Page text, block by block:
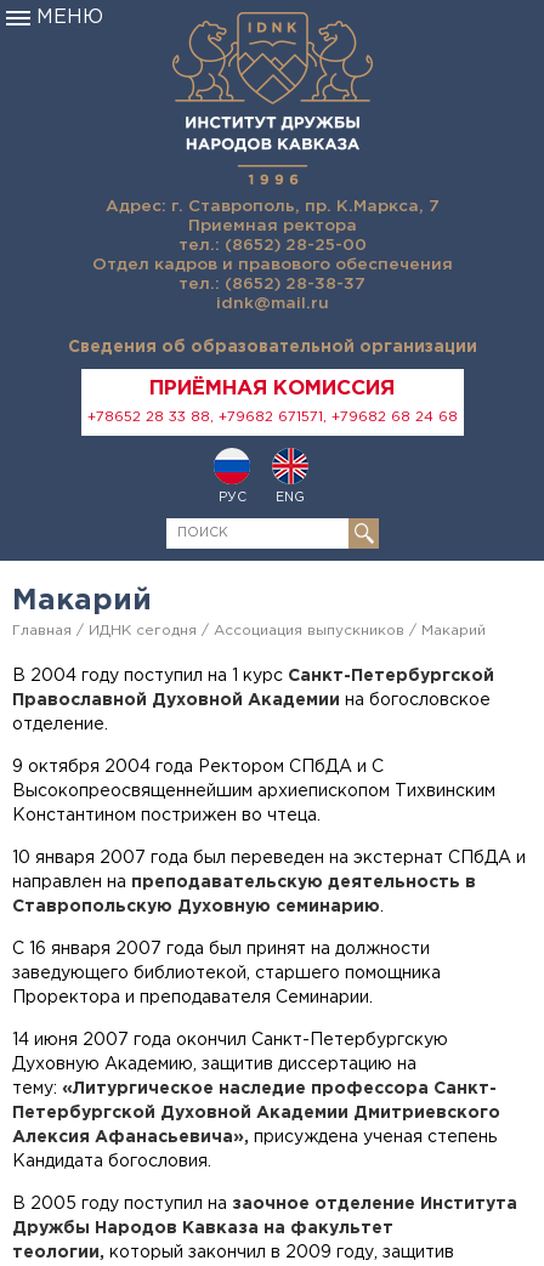
Адрес: г. Ставрополь, пр. К.Маркса, 7
Приемная ректора
тел.: (8652) 28-25-00
Отдел кадров и правового обеспечения
тел.: (8652) 28-38-37
idnk@mail.ru
Сведения об образовательной организации
ПРИЁМНАЯ КОМИССИЯ
+78652 28 33 88, +79682 671571, +79682 68 24 68
РУС ENG
МЕНЮ
Макарий
Главная ИДНК сегодня Ассоциация выпускников Макарий
В 2004 году поступил на 1 курс Санкт-Петербургской
Православной Духовной Академии на богословское
отделение.
9 октября 2004 года Ректором СПбДА и С
Высокопреосвященнейшим архиепископом Тихвинским
Константином пострижен во чтеца.
10 января 2007 года был переведен на экстернат СПбДА и
направлен на преподавательскую деятельность в
Ставропольскую Духовную семинарию
С 16 января 2007 года был принят на должности
заведующего библиотекой, старшего помощника
Проректора и преподавателя Семинарии.
14 июня 2007 года окончил Санкт-Петербургскую
Духовную Академию, защитив диссертацию на
тему: «Литургическое наследие профессора Санкт-
Петербургской Духовной Академии Дмитриевского
Алексия Афанасьевича», присуждена ученая степень
Кандидата богословия.
В 2005 году поступил на заочное отделение Института
Дружбы Народов Кавказа на факультет
теологии, который закончил в 2009 году, защитив